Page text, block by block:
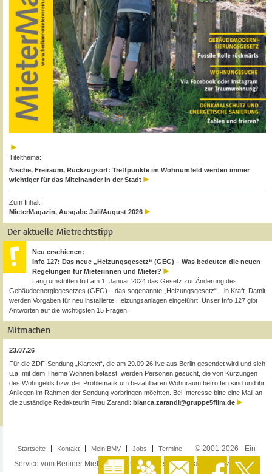
Titelthema:
Nische, Freiraum, Rückzugsort: Treffpunkte im Wohnumfeld werden immer
wichtiger für das Miteinander in der Stadt
Zum Inhalt:
MieterMagazin, Ausgabe Juli/August 2026
Der aktuelle Mietrechtstipp
Neu erschienen:
Info 127: Das neue „Heizungsgesetz“ (GEG) – Was bedeuten die neuen
Regelungen für Mieterinnen und Mieter?
Lang umstritten tritt am 1. Januar 2024 das Gesetz zur Änderung des
Gebäudeenergiegesetzes (GEG) – das sogenannte „Heizungsgesetz“ – in Kraft. Damit
werden Vorgaben für neu installierte Heizungsanlagen eingeführt. Unser Info 127 gibt
Antworten auf die wichtigsten 15 Fragen.
Mitmachen
23.07.26
Für die ZDF-Sendung „Klartext“, die am 29.09.26 live aus Berlin gesendet wird und sich
u.a. mit dem Thema Wohnen befasst, werden Personen gesucht, die von Kürzungen
des Wohngelds bzw. der Problematik um bezahlbaren Wohnraum betroffen sind und ihr
Anliegen im Rahmen der Sendung vorbringen möchten. Bei Interesse bitte eine Mail an
die zuständige Redakteurin Frau Zarandi: bianca.zarandi@gruppe5film.de
Startseite Kontakt Mein BMV Jobs Termine
© 2001-2026 · Ein
Service vom Berliner Mieterverein e.V. ·Impressum·Datenschutzerklärung